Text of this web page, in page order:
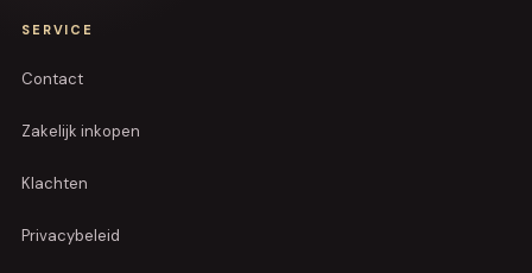
SERVICE
Contact
Zakelijk inkopen
Klachten
Privacybeleid